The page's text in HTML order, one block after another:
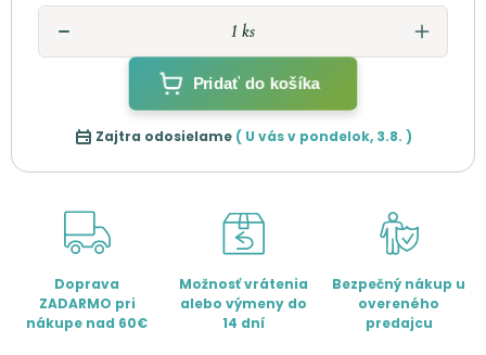
Pridať do košíka
Zajtra odosielame ( U vás v pondelok, 3.8. )
Doprava
ZADARMO pri
nákupe nad 60€
Možnosť vrátenia
alebo výmeny do
14 dní
Bezpečný nákup u
overeného
predajcu